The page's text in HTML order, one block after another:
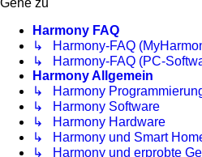
Gehe zu
Harmony FAQ
↳ Harmony-FAQ
↳ Harmony-FAQ (PC-
Harmony Allgemein
↳ Harmony
↳ Harmony Software
↳ Harmony Hardware
↳ Harmony und Smart
↳ Harmony und erprobte